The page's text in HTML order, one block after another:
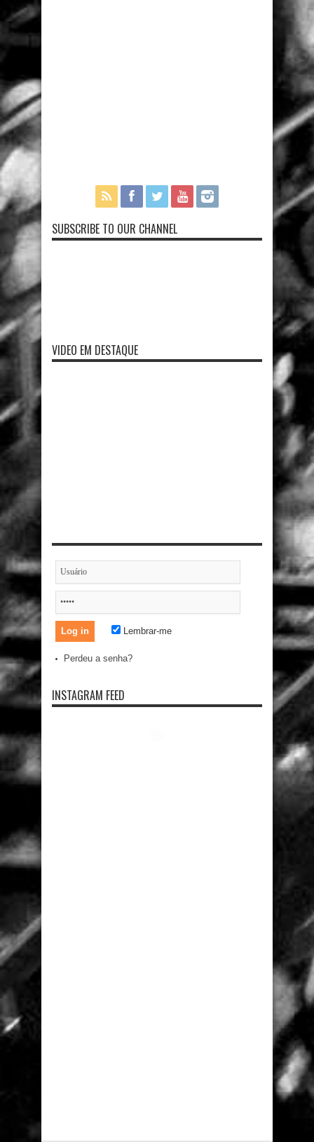
SUBSCRIBE TO OUR CHANNEL
VIDEO EM DESTAQUE
Lembrar-me
Perdeu a senha?
INSTAGRAM FEED